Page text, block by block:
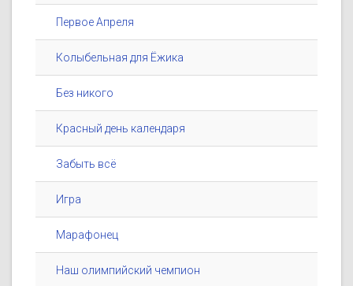
Первое Апреля
Колыбельная для Ёжика
Без никого
Красный день календаря
Забыть всё
Игра
Марафонец
Наш олимпийский чемпион